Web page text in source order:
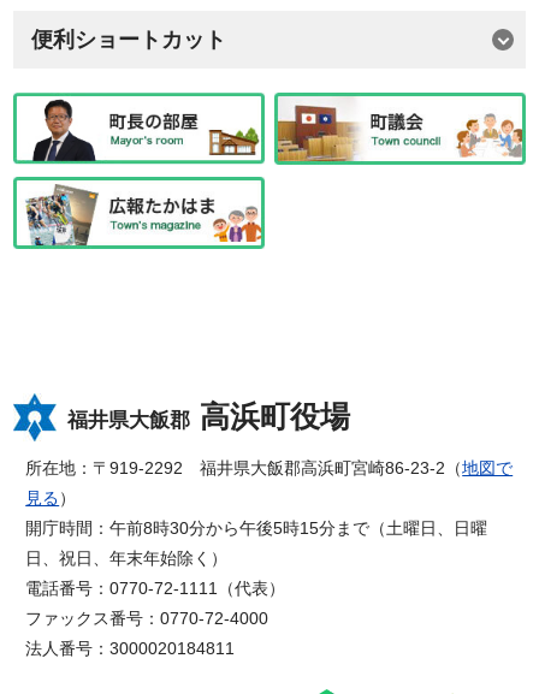
便利ショートカット
福井県大飯郡 高浜町役場
所在地：〒919-2292 福井県大飯郡高浜町宮崎86-23-2（地図で
見る）
開庁時間：午前8時30分から午後5時15分まで（土曜日、日曜
日、祝日、年末年始除く）
電話番号：0770-72-1111（代表）
ファックス番号：0770-72-4000
法人番号：3000020184811